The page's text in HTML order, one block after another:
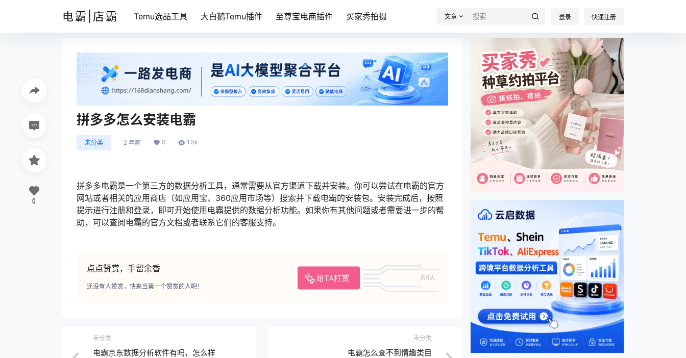
电霸|店霸 Temu选品工具 大白鹅Temu插件 至尊宝电商插件 买家秀拍摄 文章 登录 快速注册
拼多多怎么安装电霸
未分类 2 年前 0 1.5k
拼多多电霸是一个第三方的数据分析工具，通常需要从官方渠道下载并安装。你可以尝试在电霸的官方
网站或者相关的应用商店（如应用宝、360应用市场等）搜索并下载电霸的安装包。安装完成后，按照
提示进行注册和登录，即可开始使用电霸提供的数据分析功能。如果你有其他问题或者需要进一步的帮
助，可以查阅电霸的官方文档或者联系它们的客服支持。
点点赞赏，手留余香
给TA打赏 共0人
还没有人赞赏，快来当第一个赞赏的人吧！
0
未分类
电霸京东数据分析软件有吗，怎么样
未分类
电霸怎么查不到情趣类目